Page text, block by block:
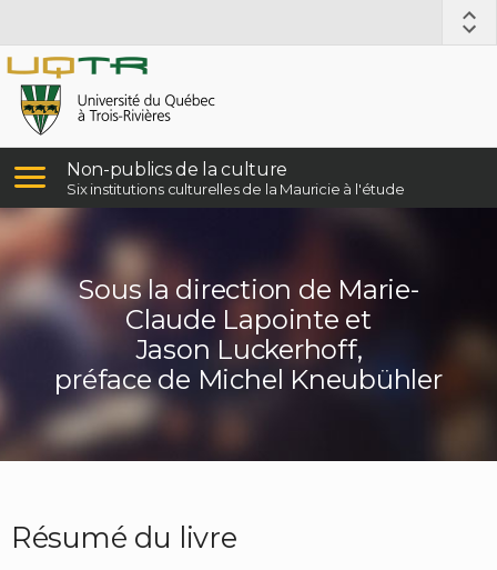
Non-publics de la culture
Six institutions culturelles de la Mauricie à l'étude
Sous la direction de Marie-
Claude Lapointe et
Jason Luckerhoff,
préface de Michel Kneubühler
Résumé du livre